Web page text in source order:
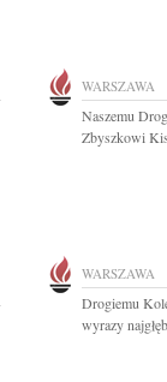
WARSZAWA
Naszemu
Zbyszkowi
WARSZAWA
Drogiemu
wyrazy